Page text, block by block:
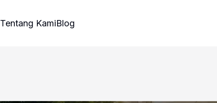
Tentang KamiBlog